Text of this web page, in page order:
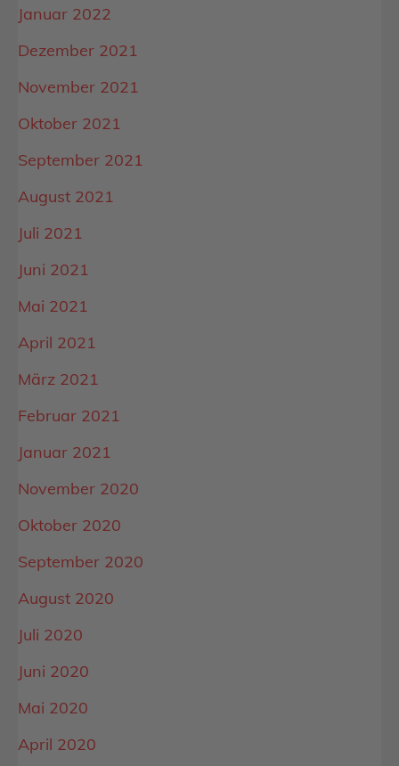
Januar 2022
Dezember 2021
November 2021
Oktober 2021
September 2021
August 2021
Juli 2021
Juni 2021
Mai 2021
April 2021
März 2021
Februar 2021
Januar 2021
November 2020
Oktober 2020
September 2020
August 2020
Juli 2020
Juni 2020
Mai 2020
April 2020